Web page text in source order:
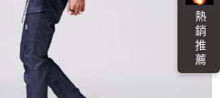
熱 銷 推 薦